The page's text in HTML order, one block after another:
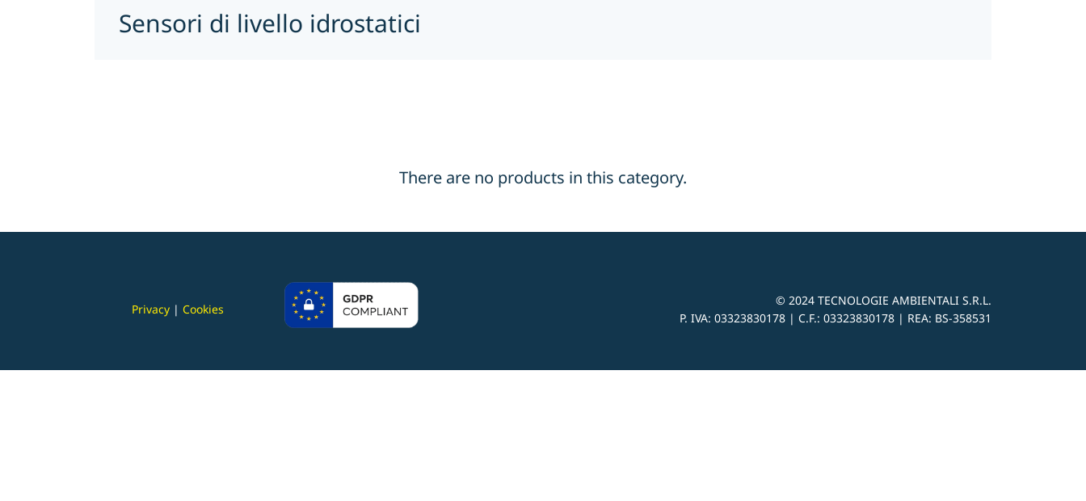
Sensori di livello idrostatici
There are no products in this category.
Privacy | Cookies
© 2024 TECNOLOGIE AMBIENTALI S.R.L.
P. IVA: 03323830178 | C.F.: 03323830178 | REA: BS-358531